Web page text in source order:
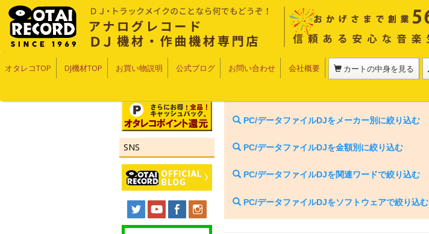
オタレコTOP DJ機材TOP お買い物説明 公式ブログ お問い合わせ 会社概要 カートの中身を見る
SNS
PC/データファイルDJをメーカー別に絞り込む
PC/データファイルDJを金額別に絞り込む
PC/データファイルDJを関連ワードで絞り込む
PC/データファイルDJをソフトウェアで絞り込む